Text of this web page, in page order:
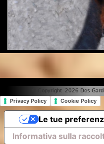
© Copyright 2026 Des
Privacy Policy Cookie Policy
Informativa sulla
Le tue